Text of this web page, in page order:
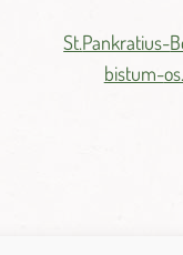
St.Pankratius-
bistum-os.